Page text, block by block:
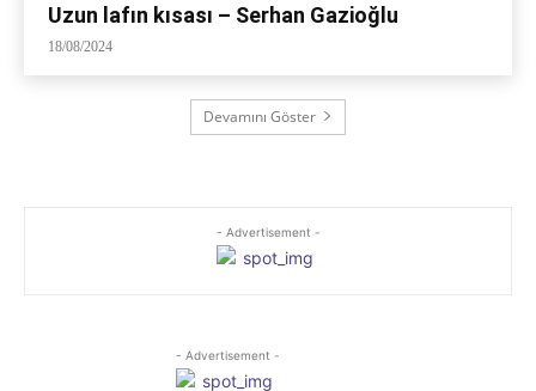
Uzun lafın kısası – Serhan Gazioğlu
18/08/2024
Devamını Göster
- Advertisement -
- Advertisement -